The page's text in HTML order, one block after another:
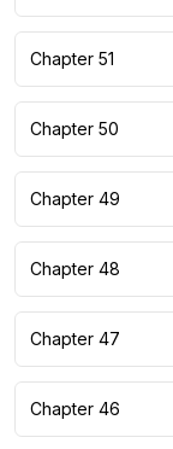
Chapter 51
Chapter 50
Chapter 49
Chapter 48
Chapter 47
Chapter 46